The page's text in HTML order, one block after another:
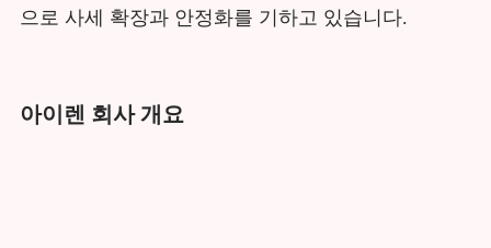
으로 사세 확장과 안정화를 기하고 있습니다.
아이렌 회사 개요